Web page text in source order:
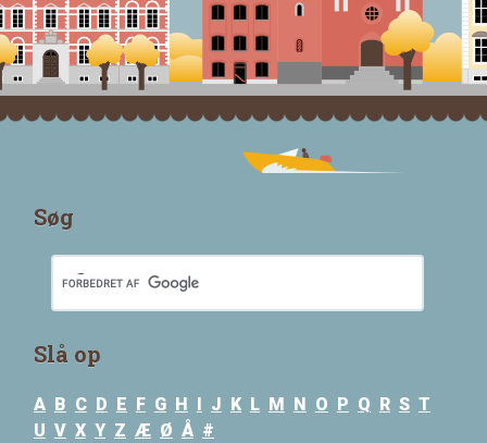
Søg
Slå op
A B C D E F G H J K L M N O P Q R S T
U V X Y Z Æ Ø Å #